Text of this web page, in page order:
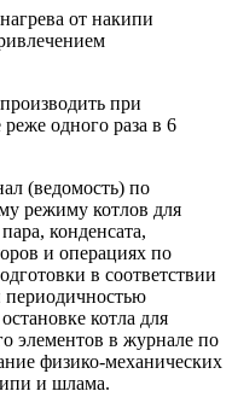
от накипи
при
одного раза в 6
(ведомость) по
режиму котлов для
конденсата,
и операциях по
в соответствии
котла для
элементов в журнале по
физико-механических
и шлама.